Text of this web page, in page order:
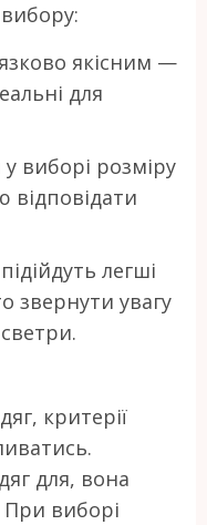
якісним —
для
виборі розміру
відповідати
легші
звернути увагу
критерії
для, вона
виборі